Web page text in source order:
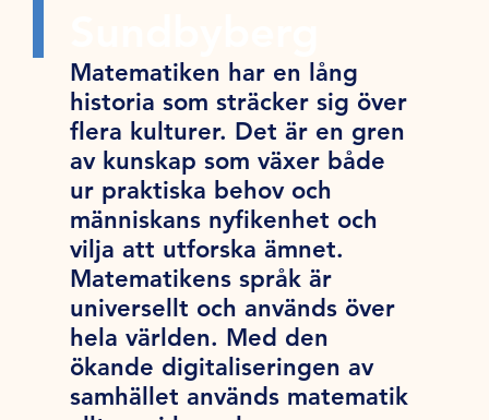
Matematiken har en lång
historia som sträcker sig över
flera kulturer. Det är en gren
av kunskap som växer både
ur praktiska behov och
människans nyfikenhet och
vilja att utforska ämnet.
Matematikens språk är
universellt och används över
hela världen. Med den
ökande digitaliseringen av
samhället används matematik